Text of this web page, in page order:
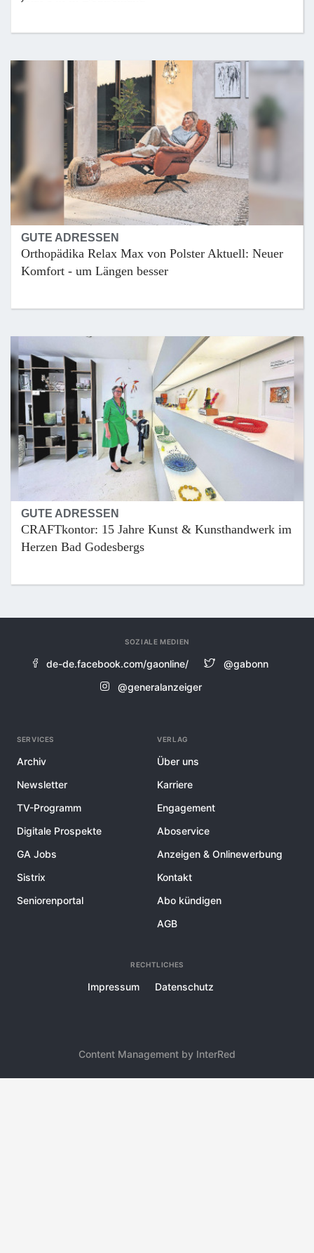
GUTE ADRESSEN
Orthopädika Relax Max von Polster Aktuell: Neuer
Komfort - um Längen besser
GUTE ADRESSEN
CRAFTkontor: 15 Jahre Kunst & Kunsthandwerk im
Herzen Bad Godesbergs
SOZIALE MEDIEN
de-de.facebook.com/gaonline/
@gabonn
@generalanzeiger
SERVICES
Archiv
Newsletter
TV-Programm
Digitale Prospekte
GA Jobs
Sistrix
Seniorenportal
VERLAG
Über uns
Karriere
Engagement
Aboservice
Anzeigen & Onlinewerbung
Kontakt
Abo kündigen
AGB
RECHTLICHES
Impressum Datenschutz
Content Management by InterRed